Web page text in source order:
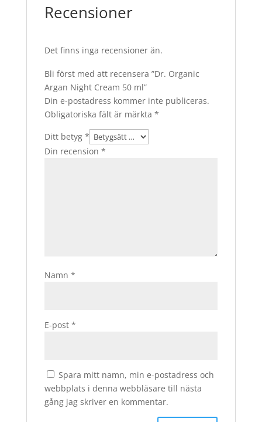
Recensioner
Det finns inga recensioner än.
Bli först med att recensera ”Dr. Organic
Argan Night Cream 50 ml”
Din e-postadress kommer inte publiceras.
Obligatoriska fält är märkta *
Ditt betyg *
Din recension *
Namn *
E-post *
Spara mitt namn, min e-postadress och
webbplats i denna webbläsare till nästa
gång jag skriver en kommentar.